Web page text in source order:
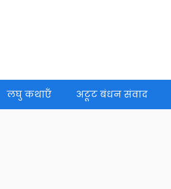
लघु कथाएँ अटूट बंधन संवाद